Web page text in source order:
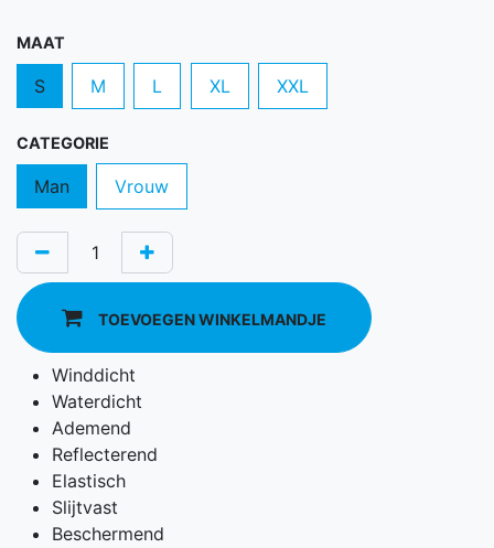
MAAT
S M L XL XXL
CATEGORIE
Man Vrouw
TOEVOEGEN WINKELMANDJE
Winddicht
Waterdicht
Ademend
Reflecterend
Elastisch
Slijtvast
Beschermend